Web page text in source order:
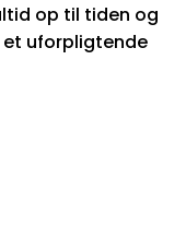
op til tiden og
uforpligtende